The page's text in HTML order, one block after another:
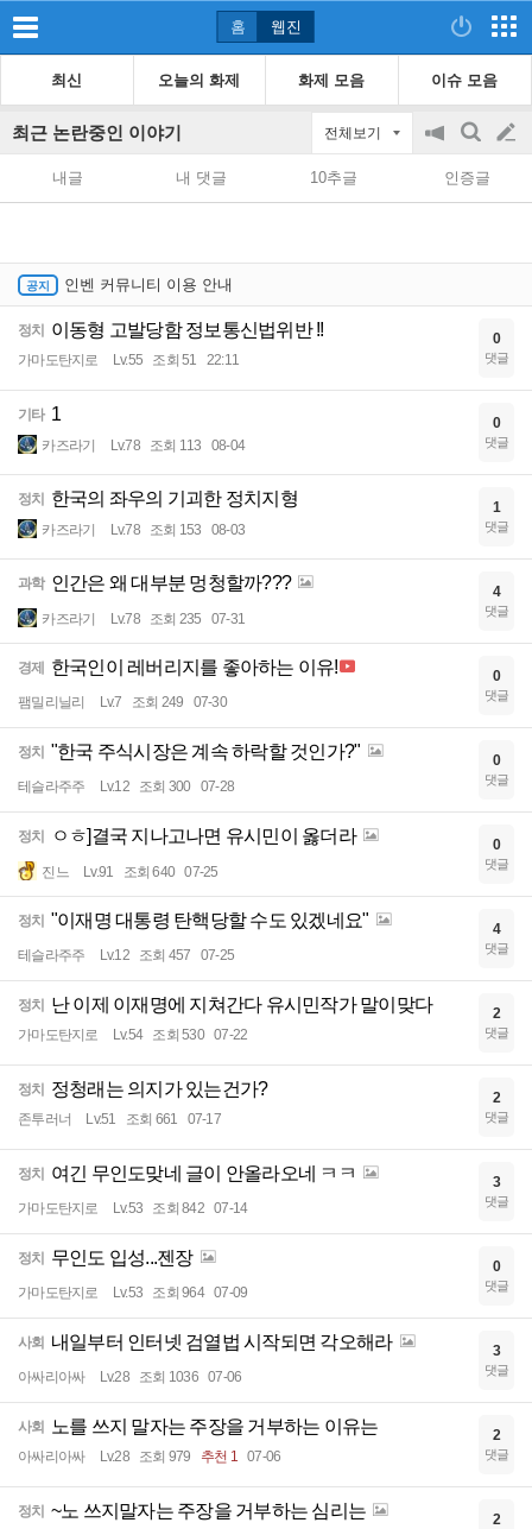
홈 웹진
최신 오늘의 화제 화제 모음 이슈 모음
최근 논란중인 이야기 전체보기
공
on/off
검
색
글
쓰
내글 내 댓글 10추글 인증글
인벤 커뮤니티 이용 안내
정치 이동형 고발당함 정보통신법위반 !!
가마도탄지로 Lv.55 조회 51 22:11
0
댓글
기타 1
카즈라기 Lv.78 조회 113 08-04
0
댓글
정치 한국의 좌우의 기괴한 정치지형
카즈라기 Lv.78 조회 153 08-03
1
댓글
과학 인간은 왜 대부분 멍청할까???
카즈라기 Lv.78 조회 235 07-31
4
댓글
경제 한국인이 레버리지를 좋아하는 이유!
팸밀리닐리 Lv.7 조회 249 07-30
0
댓글
정치 "한국 주식시장은 계속 하락할 것인가?"
테슬라주주 Lv.12 조회 300 07-28
0
댓글
정치 ㅇㅎ]결국 지나고나면 유시민이 옳더라
진느 Lv.91 조회 640 07-25
0
댓글
정치 "이재명 대통령 탄핵당할 수도 있겠네요"
테슬라주주 Lv.12 조회 457 07-25
4
댓글
정치 난 이제 이재명에 지쳐간다 유시민작가 말이맞다
가마도탄지로 Lv.54 조회 530 07-22
2
댓글
정치 정청래는 의지가 있는건가?
존투러너 Lv.51 조회 661 07-17
2
댓글
정치 여긴 무인도맞네 글이 안올라오네 ㅋㅋ
가마도탄지로 Lv.53 조회 842 07-14
3
댓글
정치 무인도 입성...젠장
가마도탄지로 Lv.53 조회 964 07-09
0
댓글
사회 내일부터 인터넷 검열법 시작되면 각오해라
아싸리아싸 Lv.28 조회 1036 07-06
3
댓글
사회 노를 쓰지 말자는 주장을 거부하는 이유는
아싸리아싸 Lv.28 조회 979 추천 1 07-06
2
댓글
정치 ~노 쓰지말자는 주장을 거부하는 심리는 2